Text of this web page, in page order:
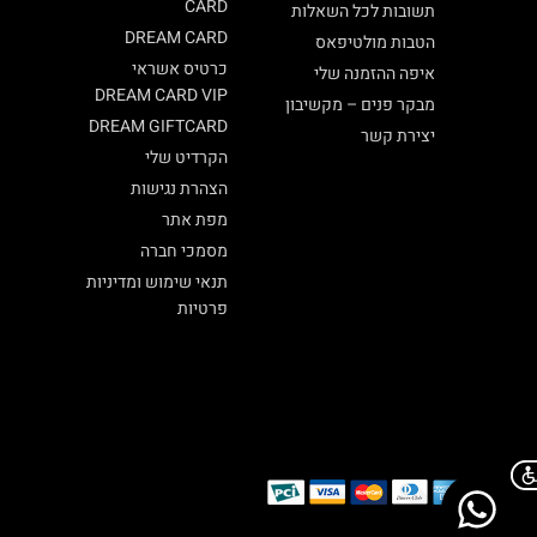
CARD
DREAM CARD
כרטיס אשראי
DREAM CARD VIP
DREAM GIFTCARD
הקרדיט שלי
הצהרת נגישות
מפת אתר
מסמכי חברה
תנאי שימוש ומדיניות
פרטיות
תשובות לכל השאלות
הטבות מולטיפאס
איפה ההזמנה שלי
מבקר פנים – מקשיבון
יצירת קשר
Chat on WhatsApp